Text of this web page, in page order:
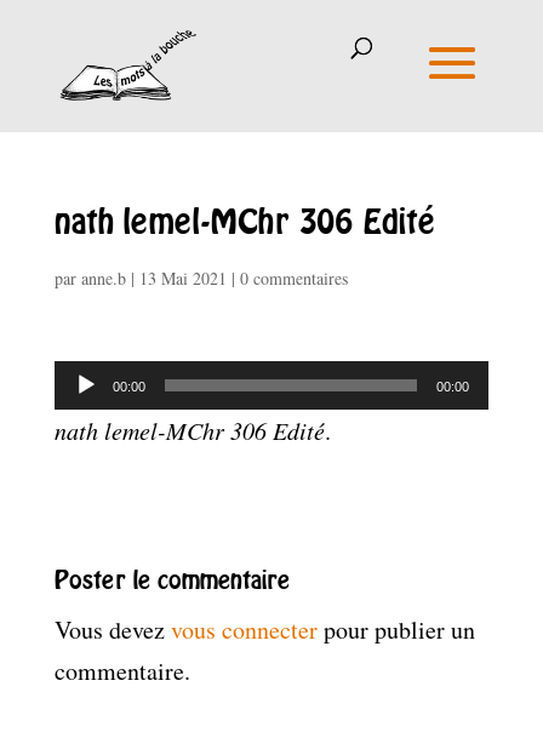
nath lemel-MChr 306 Edité
par anne.b| 13 Mai 2021 | 0 commentaires
Lecteur
audio
00:00 00:00
nath lemel-MChr 306 Edité.
Poster le commentaire
Vous devezvous connecterpour publier un
commentaire.